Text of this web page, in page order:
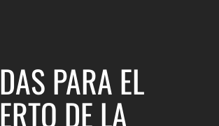
PARA EL
DE LA